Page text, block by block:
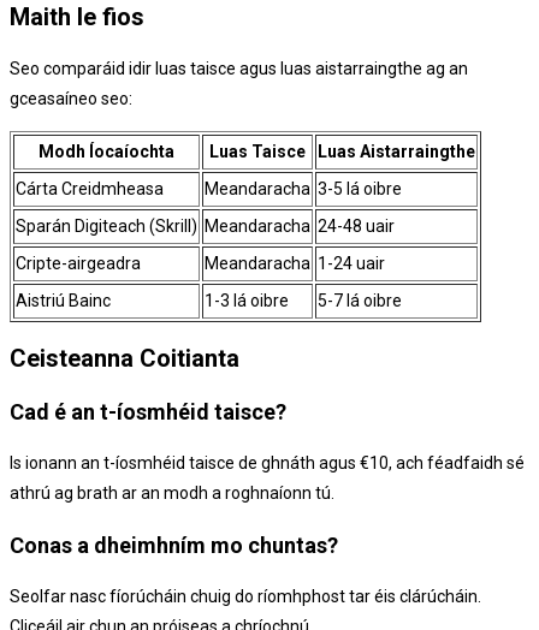
Maith le fios
Seo comparáid idir luas taisce agus luas aistarraingthe ag an
gceasaíneo seo:
Modh Íocaíochta Luas Taisce
Luas Aistarraingthe
Cárta Creidmheasa
Meandaracha 3-5 lá oibre
Sparán Digiteach (Skrill) Meandaracha 24-48 uair
Cripte-airgeadra
Meandaracha 1-24 uair
Aistriú Bainc
1-3 lá oibre 5-7 lá oibre
Ceisteanna Coitianta
Cad é an t-íosmhéid taisce?
Is ionann an t-íosmhéid taisce de ghnáth agus €10, ach féadfaidh sé
athrú ag brath ar an modh a roghnaíonn tú.
Conas a dheimhním mo chuntas?
Seolfar nasc fíorúcháin chuig do ríomhphost tar éis clárúcháin.